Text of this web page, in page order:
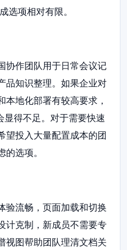
选项相对有限。
协作团队用于日常会议记
品知识整理。如果企业对
本地化部署有较高要求，
得不足。对于需要快速
望投入大量配置成本的团
的选项。
验流畅，页面加载和切换
计克制，新成员不需要专
视图帮助团队理清文档关